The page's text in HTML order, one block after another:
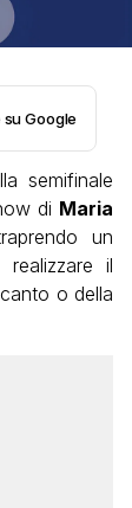
Google
semifinale
di Maria
un
il
o della